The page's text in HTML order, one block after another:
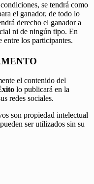
se tendrá como
el ganador, de todo lo
derecho el ganador a
ni de ningún tipo. En
entre los participantes.
el contenido del
lo publicará en la
redes sociales.
son propiedad intelectual
ser utilizados sin su